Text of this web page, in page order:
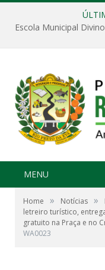
MENU
Home » Notícias »
letreiro turístico,
gratuito na Praça e no
WA0023